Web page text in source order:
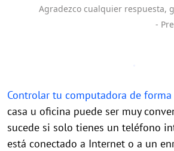
Agradezco cualquier respuesta,
-
Controlar tu computadora de
casa u oficina puede ser muy
sucede si solo tienes un teléfono
está conectado a Internet o a un